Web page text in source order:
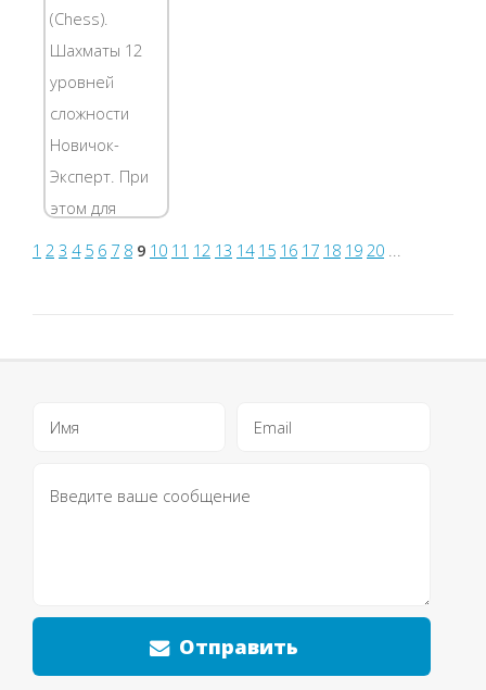
совершенно
бесплатно, да
притом в
двух...
(Chess).
Шахматы 12
уровней
сложности
Новичок-
Эксперт. При
этом для
начальных
подходит для
Использует
1 2 3 4 5 6 7 8 9 10 11 12 13 14 15 16 17 18 19 20
Отправить